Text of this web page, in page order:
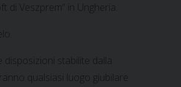
di Veszprem” in Ungheria.
disposizioni stabilite dalla
qualsiasi luogo giubilare